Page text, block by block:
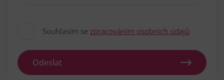
Souhlasím se zpracováním osobních údajů
Odeslat